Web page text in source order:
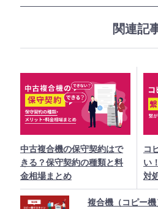
関連記
中古複合機の保守契約はで
きる？保守契約の種類と料
金相場まとめ
コ
い
対
複合機（コピー機